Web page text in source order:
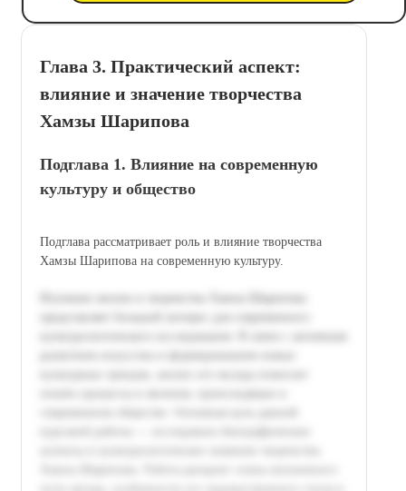
Глава 3. Практический аспект:
влияние и значение творчества
Хамзы Шарипова
Подглава 1. Влияние на современную
культуру и общество
Подглава рассматривает роль и влияние творчества
Хамзы Шарипова на современную культуру.